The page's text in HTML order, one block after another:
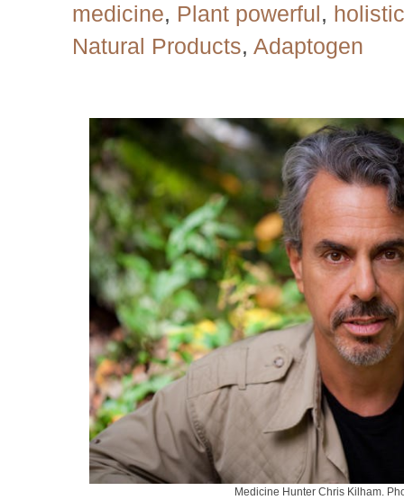
medicine, Plant powerful,
Natural Products, Adaptogen
Medicine Hunter Chris Kilham.